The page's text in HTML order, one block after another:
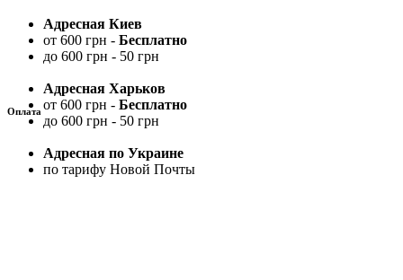
Адресная Киев
от 600 грн - Бесплатно
до 600 грн - 50 грн
Адресная Харьков
от 600 грн - Бесплатно
до 600 грн - 50 грн
Адресная по Украине
по тарифу Новой Почты
Оплата